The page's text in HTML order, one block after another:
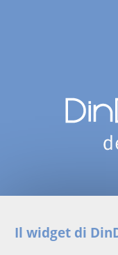
Il widget di